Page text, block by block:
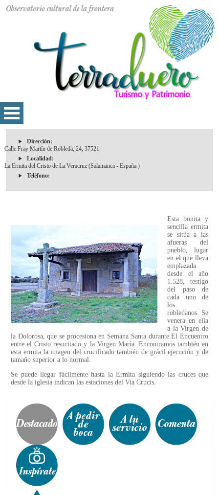
Dirección:
Calle Fray Martín de Robleda, 24, 37521
Localidad:
La Ermita del Cristo de La Veracruz (Salamanca - España )
Teléfono:
Esta bonita y
sencilla ermita
se sitúa a las
afueras del
pueblo, lugar
en el que lleva
emplazada
desde el año
1.528, testigo
del paso de
cada uno de
los
robledanos. Se
venera en ella
a la Virgen de
la Dolorosa, que se procesiona en Semana Santa durante El Encuentro
entre el Cristo resucitado y la Virgen María. Encontramos también en
esta ermita la imagen del crucificado también de grácil ejecución y de
tamaño superior a lo normal.
Se puede llegar fácilmente hasta la Ermita siguiendo las cruces que
desde la iglesia indican las estaciones del Via Crucis.